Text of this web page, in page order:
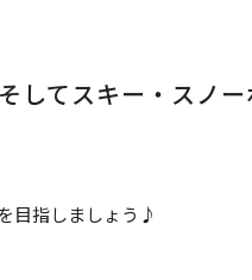
してスキー・スノ
目指しましょう♪